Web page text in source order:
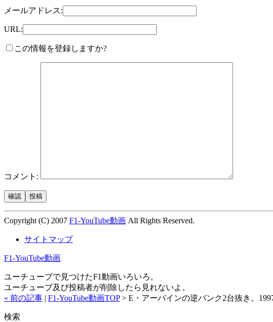
メールアドレス:
URL:
この情報を登録しますか?
コメント:
Copyright (C) 2007 F1-YouTube動画 All Rights Reserved.
サイトマップ
F1-YouTube動画
ユーチューブで見つけたF1動画いろいろ。
ユーチューブ及び投稿者が削除したら見れないよ。
« 前の記事 | F1-YouTube動画TOP> E・アーバインの逆バンク2台抜き。
検索